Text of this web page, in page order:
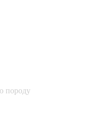
породу